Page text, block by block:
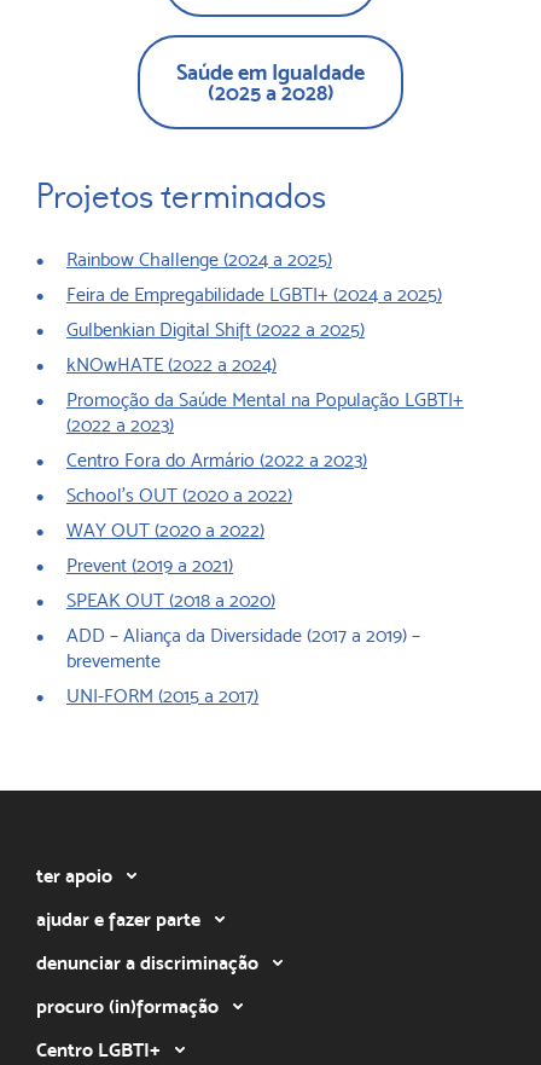
Saúde em Igualdade
(2025 a 2028)
Projetos terminados
Rainbow Challenge (2024 a 2025)
Feira de Empregabilidade LGBTI+ (2024 a 2025)
Gulbenkian Digital Shift (2022 a 2025)
kNOwHATE (2022 a 2024)
Promoção da Saúde Mental na População LGBTI+
(2022 a 2023)
Centro Fora do Armário (2022 a 2023)
School’s OUT (2020 a 2022)
WAY OUT (2020 a 2022)
Prevent (2019 a 2021)
SPEAK OUT (2018 a 2020)
ADD – Aliança da Diversidade (2017 a 2019) –
brevemente
UNI-FORM (2015 a 2017)
ter apoio
ajudar e fazer parte
denunciar a discriminação
procuro (in)formação
Centro LGBTI+